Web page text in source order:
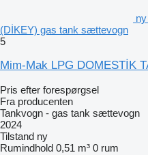
(DİKEY) gas tank sættevogn
5
Mim-Mak LPG DOMESTİK
Pris efter forespørgsel
Fra producenten
Tankvogn - gas tank sættevogn
2024
Tilstand ny
Rumindhold 0,51 m³ 0 rum